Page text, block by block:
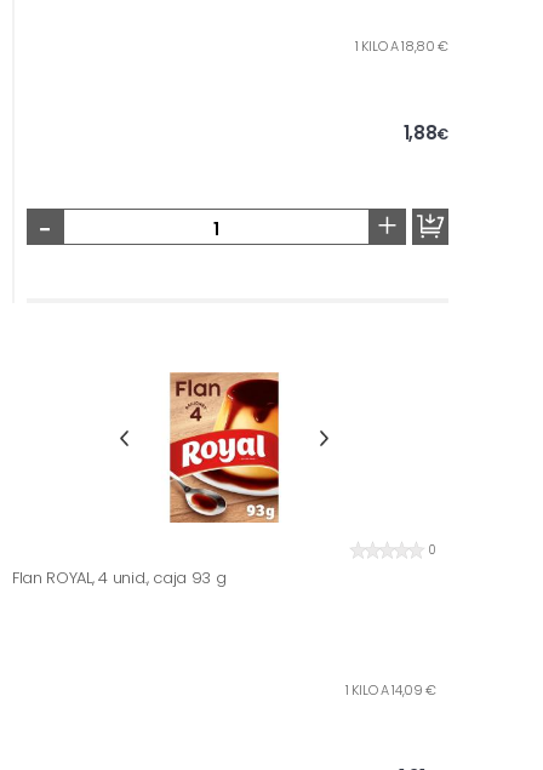
1 KILO A 18,80 €
1,88€
- +
0
Flan ROYAL, 4 unid., caja 93 g
1 KILO A 14,09 €